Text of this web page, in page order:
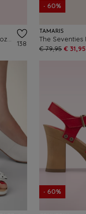
138
- 60%
TAMARIS
€ 79,95 € 31,95
- 60%